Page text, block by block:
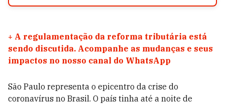
+ A regulamentação da reforma tributária está
sendo discutida. Acompanhe as mudanças e seus
impactos no nosso canal do WhatsApp
São Paulo representa o epicentro da crise do
coronavírus no Brasil. O país tinha até a noite de